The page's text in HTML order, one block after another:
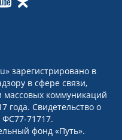
зарегистрировано в
в сфере связи,
коммуникаций
года. Свидетельство о
71717.
фонд «Путь».